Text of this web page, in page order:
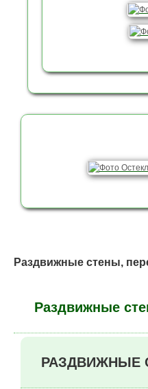
Раздвижные стены,
Раздвижные
РАЗДВИЖНЫЕ